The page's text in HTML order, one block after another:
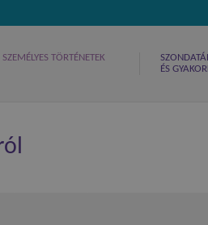
SZEMÉLYES TÖRTÉNETEK
ÉS